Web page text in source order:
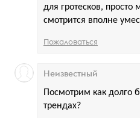
для гротесков, просто
смотрится вполне
Пожаловаться
Посмотрим как долго
трендах?
Неизвестный